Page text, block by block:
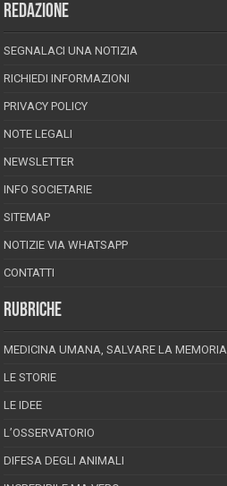
REDAZIONE
SEGNALACI UNA NOTIZIA
RICHIEDI INFORMAZIONI
PRIVACY POLICY
NOTE LEGALI
NEWSLETTER
INFO SOCIETARIE
SITEMAP
NOTIZIE VIA WHATSAPP
CONTATTI
RUBRICHE
MEDICINA UMANA, SALVARE LA MEMORIA
LE STORIE
LE IDEE
L’OSSERVATORIO
DIFESA DEGLI ANIMALI